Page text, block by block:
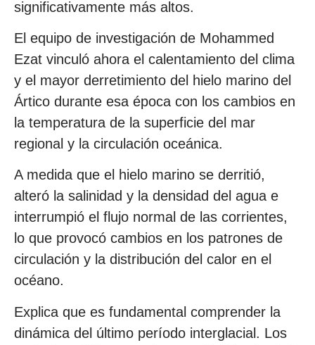
significativamente más altos.
El equipo de investigación de Mohammed
Ezat vinculó ahora el calentamiento del clima
y el mayor derretimiento del hielo marino del
Ártico durante esa época con los cambios en
la temperatura de la superficie del mar
regional y la circulación oceánica.
A medida que el hielo marino se derritió,
alteró la salinidad y la densidad del agua e
interrumpió el flujo normal de las corrientes,
lo que provocó cambios en los patrones de
circulación y la distribución del calor en el
océano.
Explica que es fundamental comprender la
dinámica del último período interglacial. Los